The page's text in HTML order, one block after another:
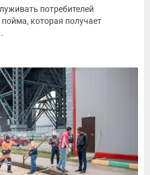
потребителей
которая получает